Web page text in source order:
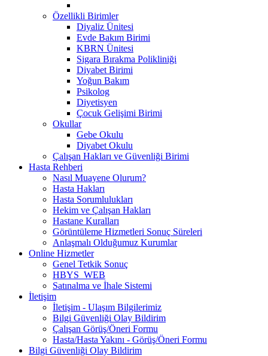
Özellikli Birimler
Diyaliz Ünitesi
Evde Bakım Birimi
KBRN Ünitesi
Sigara Bırakma Polikliniği
Diyabet Birimi
Yoğun Bakım
Psikolog
Diyetisyen
Çocuk Gelişimi Birimi
Okullar
Gebe Okulu
Diyabet Okulu
Çalışan Hakları ve Güvenliği Birimi
Hasta Rehberi
Nasıl Muayene Olurum?
Hasta Hakları
Hasta Sorumlulukları
Hekim ve Çalışan Hakları
Hastane Kuralları
Görüntüleme Hizmetleri Sonuç Süreleri
Anlaşmalı Olduğumuz Kurumlar
Online Hizmetler
Genel Tetkik Sonuç
HBYS_WEB
Satınalma ve İhale Sistemi
İletişim
İletişim - Ulaşım Bilgilerimiz
Bilgi Güvenliği Olay Bildirim
Çalışan Görüş/Öneri Formu
Hasta/Hasta Yakını - Görüş/Öneri Formu
Bilgi Güvenliği Olay Bildirim